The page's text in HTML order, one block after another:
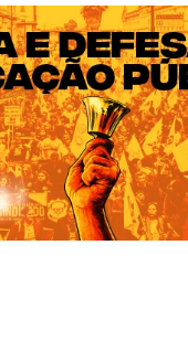
dos Professores e
do Sul